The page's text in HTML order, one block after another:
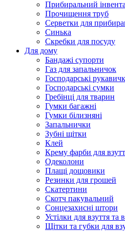
Прибиральний
Прочищення труб
Серветки для
Синька
Скребки для посуду
Для дому
Бандажі супорти
Газ для запальничок
Господарські
Господарські сумки
Гребінці для тварин
Гумки багажні
Гумки білизняні
Запальнички
Зубні щітки
Клей
Крему фарби для
Одеколони
Плащі дощовики
Резинки для грошей
Скатертини
Скотч пакувальний
Сонцезахисні штори
Устілки для взуття та
Щітки та губки для